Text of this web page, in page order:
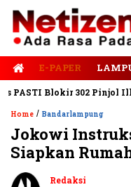
E-PAPER
Blokir 302 Pinjol
Home / Bandarlampung
Jokowi
Siapkan
Redaksi